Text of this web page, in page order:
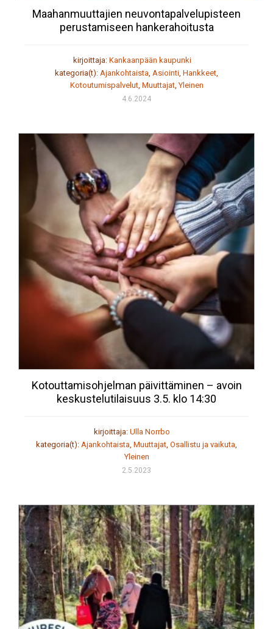
Maahanmuuttajien neuvontapalvelupisteen
perustamiseen hankerahoitusta
kirjoittaja: Kankaanpään kaupunki
kategoria(t): Ajankohtaista, Asiointi, Hankkeet,
Kotoutumispalvelut, Muuttajat,Yleinen
4.6.2024
Kotouttamisohjelman päivittäminen – avoin
keskustelutilaisuus 3.5. klo 14:30
kirjoittaja: Ulla Norrbo
kategoria(t): Ajankohtaista, Muuttajat, Osallistu ja vaikuta,
Yleinen
2.5.2023